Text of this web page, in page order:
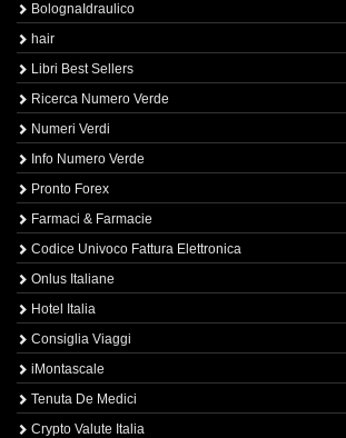
BolognaIdraulico
hair
Libri Best Sellers
Ricerca Numero Verde
Numeri Verdi
Info Numero Verde
Pronto Forex
Farmaci & Farmacie
Codice Univoco Fattura Elettronica
Onlus Italiane
Hotel Italia
Consiglia Viaggi
iMontascale
Tenuta De Medici
Crypto Valute Italia